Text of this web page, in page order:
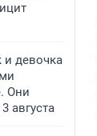
и девочка
Они
августа